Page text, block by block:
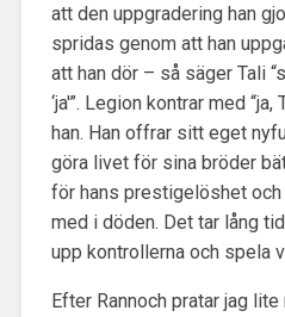
att den uppgradering han
spridas genom att han
att han dör – så säger Tali
‘ja'”. Legion kontrar med
han. Han offrar sitt eget
göra livet för sina bröder
för hans prestigelöshet
med i döden. Det tar lång
upp kontrollerna och spela
Efter Rannoch pratar jag